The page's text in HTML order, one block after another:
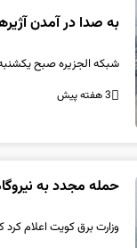
به صدا در آمدن
شبکه الجزیره صبح
3 هفته پیش
حمله مجدد به
وزارت برق کویت اعلام